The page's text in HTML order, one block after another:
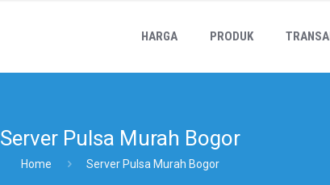
HARGA PRODUK
Server Pulsa Murah Bogor
Home Server Pulsa Murah Bogor